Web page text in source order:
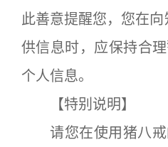
此善意提醒您，您在
供信息时，应保持合
个人信息。
【特别说明】
请您在使用猪八戒